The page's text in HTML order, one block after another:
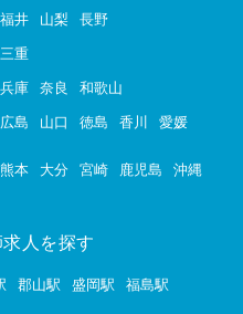
福井 山梨 長野
三重
兵庫 奈良 和歌山
広島 山口 徳島 香川
愛媛
熊本 大分 宮崎 鹿児島 沖縄
人を探す
郡山駅 盛岡駅
福島駅